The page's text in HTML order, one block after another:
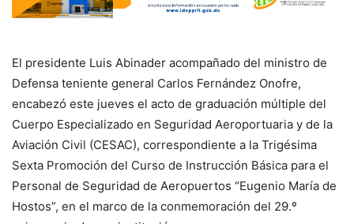
El presidente Luis Abinader acompañado del ministro de
Defensa teniente general Carlos Fernández Onofre,
encabezó este jueves el acto de graduación múltiple del
Cuerpo Especializado en Seguridad Aeroportuaria y de la
Aviación Civil (CESAC), correspondiente a la Trigésima
Sexta Promoción del Curso de Instrucción Básica para el
Personal de Seguridad de Aeropuertos “Eugenio María de
Hostos”, en el marco de la conmemoración del 29.º